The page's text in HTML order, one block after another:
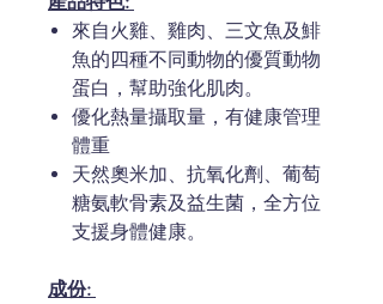
來自火雞、雞肉、三文魚及鯡
魚的四種不同動物的優質動物
蛋白，幫助強化肌肉。
優化熱量攝取量，有健康管理
體重
天然奧米加、抗氧化劑、葡萄
糖氨軟骨素及益生菌，全方位
支援身體健康。
成份: